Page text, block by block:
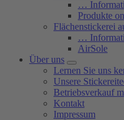
…
Produkte
Flächenstickerei
…
AirSole
Über uns
Lernen Sie uns
Unsere
Betriebsverkauf
Kontakt
Impressum